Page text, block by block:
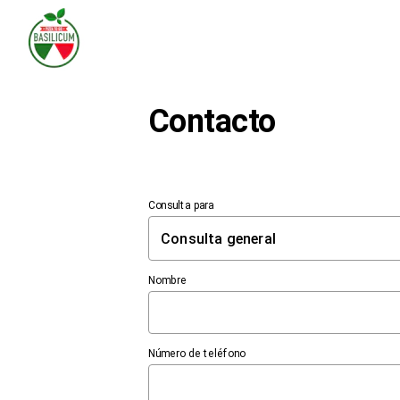
Contacto
Consulta para
Consulta general
Nombre
Número de teléfono